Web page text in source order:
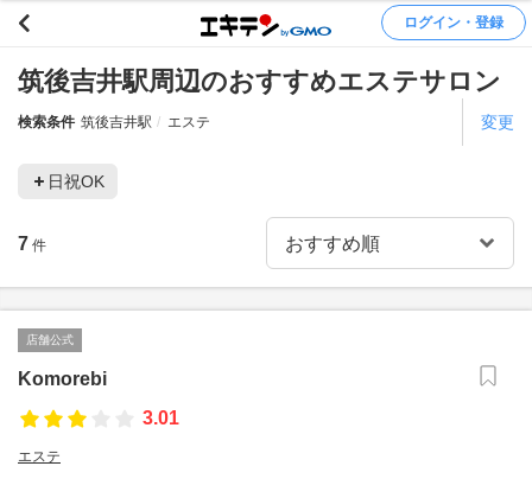
ログイン・登録
筑後吉井駅周辺のおすすめエステサロン
検索条件 筑後吉井駅 エステ 変更
日祝OK
7 件
店舗公式
Komorebi
3.01
エステ